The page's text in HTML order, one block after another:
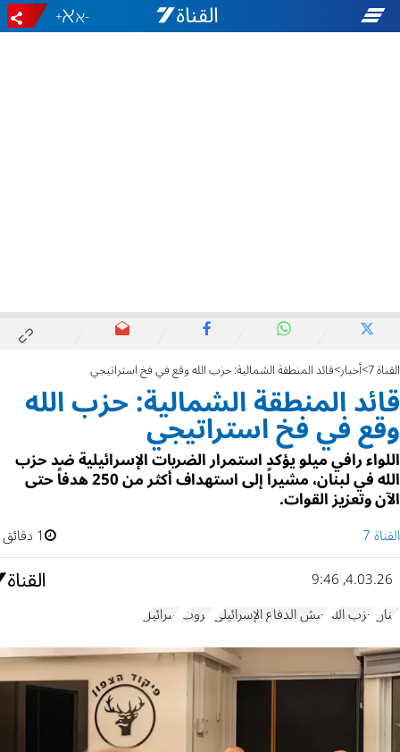
-
+
القناة 7 أخبار قائد المنطقة الشمالية: حزب الله وقع في فخ استراتيجي
قائد المنطقة الشمالية: حزب الله
وقع في فخ استراتيجي
اللواء رافي ميلو يؤكد استمرار الضربات الإسرائيلية ضد حزب
الله في لبنان، مشيراً إلى استهداف أكثر من 250 هدفاً حتى
الآن وتعزيز القوات.
القناة 7
1 دقائق
4.03.26, 9:46
لبنان حزب الله جيش الدفاع الإسرائيلي بيروت إسرائيل